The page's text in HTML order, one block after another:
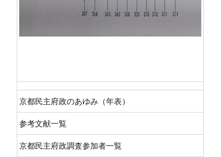
京都民主府政のあゆみ（年表）
参考文献一覧
京都民主府政調査参加者一覧